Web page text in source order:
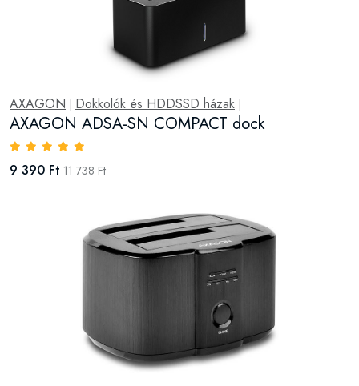
AXAGON Dokkolók és HDDSSD házak
AXAGON ADSA-SN COMPACT dock
9 390 Ft 11 738 Ft